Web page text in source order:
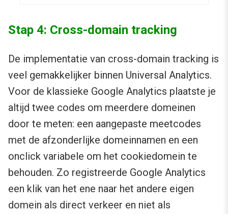
Stap 4: Cross-domain tracking
De implementatie van cross-domain tracking is
veel gemakkelijker binnen Universal Analytics.
Voor de klassieke Google Analytics plaatste je
altijd twee codes om meerdere domeinen
door te meten: een aangepaste meetcodes
met de afzonderlijke domeinnamen en een
onclick variabele om het cookiedomein te
behouden. Zo registreerde Google Analytics
een klik van het ene naar het andere eigen
domein als direct verkeer en niet als